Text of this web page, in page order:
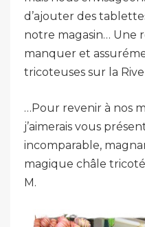
d’ajouter des
notre magasin… Une
manquer et
tricoteuses sur la
…Pour revenir à nos
j’aimerais vous
incomparable,
magique châle
M.